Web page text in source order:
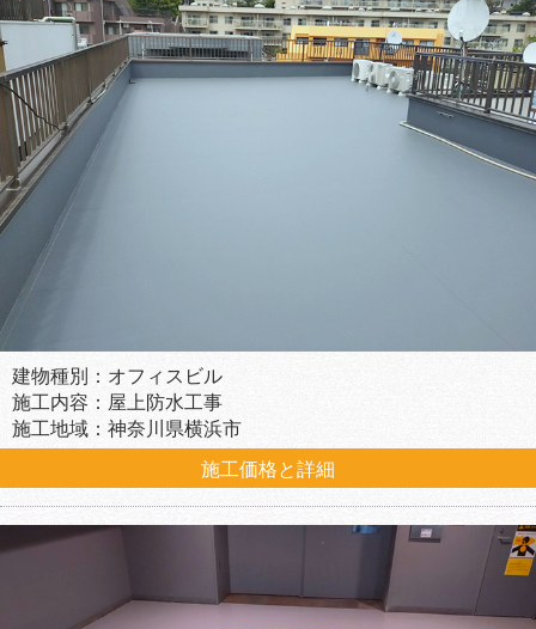
建物種別：オフィスビル
施工内容：屋上防水工事
施工地域：神奈川県横浜市
施工価格と詳細